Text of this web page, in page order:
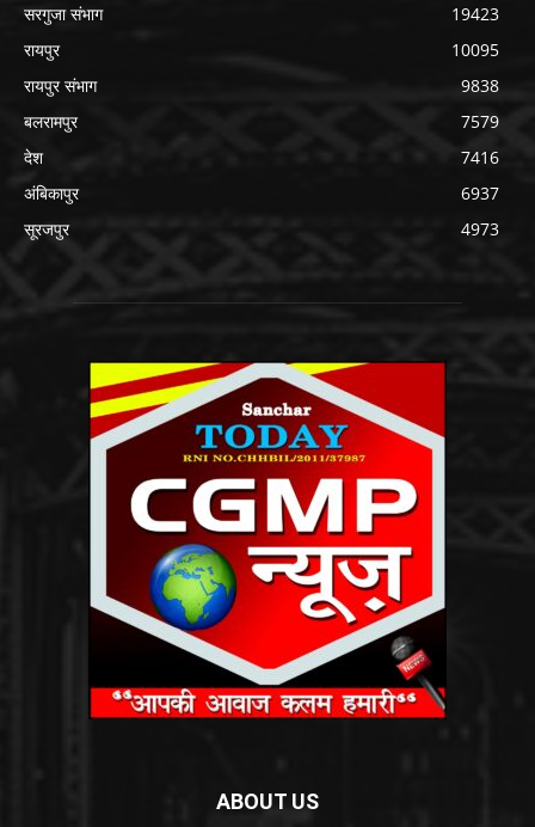
सरगुजा संभाग
19423
रायपुर
10095
रायपुर संभाग
9838
बलरामपुर
7579
देश
7416
अंबिकापुर
6937
सूरजपुर
4973
ABOUT US